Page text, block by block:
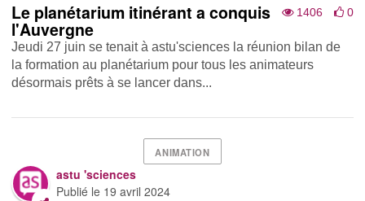
1406 0
Le planétarium itinérant a conquis
l'Auvergne
Jeudi 27 juin se tenait à astu'sciences la réunion bilan de
la formation au planétarium pour tous les animateurs
désormais prêts à se lancer dans...
ANIMATION
astu 'sciences
Publié le 19 avril 2024